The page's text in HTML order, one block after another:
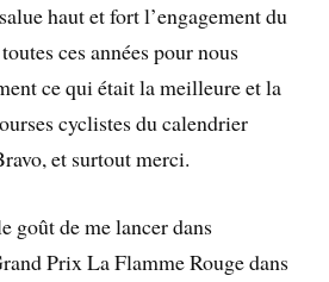
haut et fort l’engagement du
ces années pour nous
ce qui était la meilleure et la
cyclistes du calendrier
et surtout merci.
goût de me lancer dans
Prix La Flamme Rouge dans